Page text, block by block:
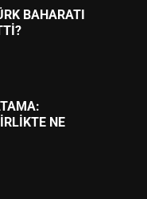
NE
TÜRKİYE